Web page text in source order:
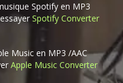
Spotify en MP3
Spotify Converter
Music en MP3 /AAC
Apple Music Converter